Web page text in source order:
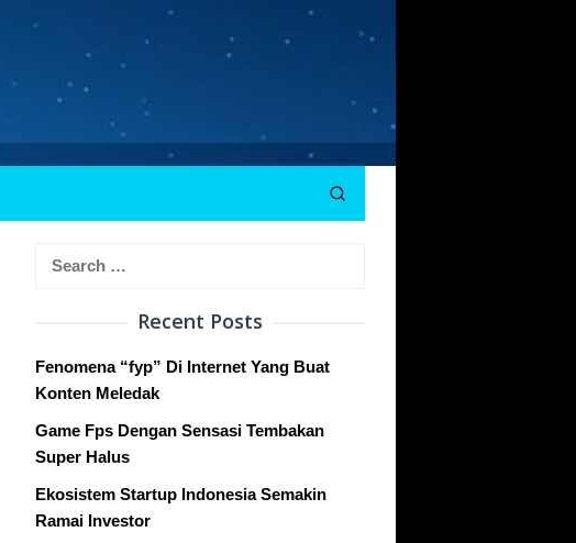
Recent Posts
Fenomena “fyp” Di Internet Yang Buat
Konten Meledak
Game Fps Dengan Sensasi Tembakan
Super Halus
Ekosistem Startup Indonesia Semakin
Ramai Investor